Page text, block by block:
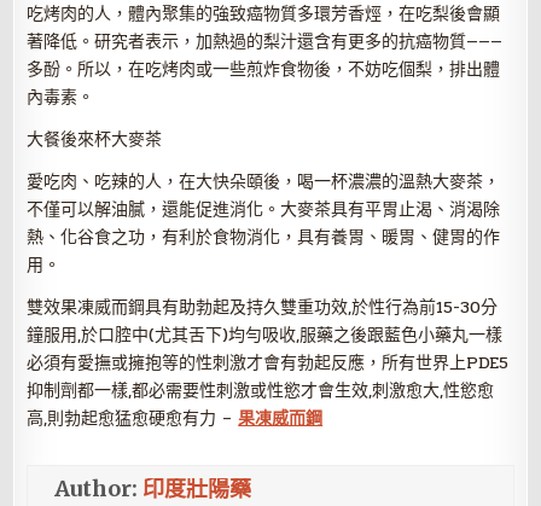
吃烤肉的人，體內聚集的強致癌物質多環芳香烴，在吃梨後會顯
著降低。研究者表示，加熱過的梨汁還含有更多的抗癌物質———
多酚。所以，在吃烤肉或一些煎炸食物後，不妨吃個梨，排出體
內毒素。
大餐後來杯大麥茶
愛吃肉、吃辣的人，在大快朵頤後，喝一杯濃濃的溫熱大麥茶，
不僅可以解油膩，還能促進消化。大麥茶具有平胃止渴、消渴除
熱、化谷食之功，有利於食物消化，具有養胃、暖胃、健胃的作
用。
雙效果凍威而鋼具有助勃起及持久雙重功效,於性行為前15-30分
鐘服用,於口腔中(尤其舌下)均勻吸收,服藥之後跟藍色小藥丸一樣
必須有愛撫或擁抱等的性刺激才會有勃起反應，所有世界上PDE5
抑制劑都一樣,都必需要性刺激或性慾才會生效,刺激愈大,性慾愈
高,則勃起愈猛愈硬愈有力 –果凍威而鋼
Author: 印度壯陽藥